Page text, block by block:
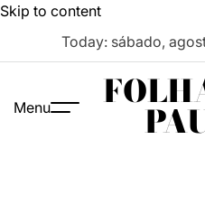
Skip to content
Today: sábado,
Menu